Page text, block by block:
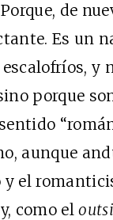
de
Es un
y
porque
aunque
y el
como el